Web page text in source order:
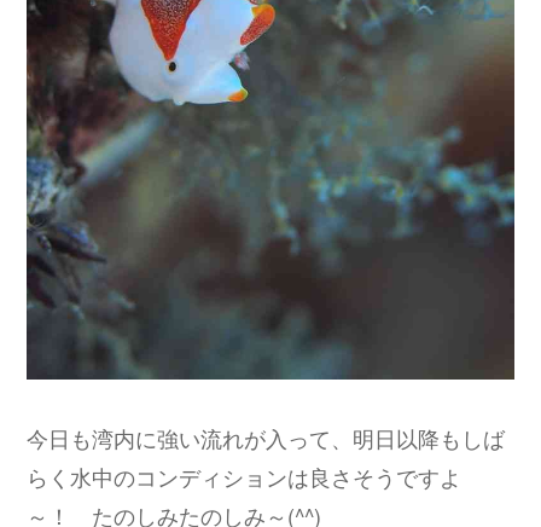
今日も湾内に強い流れが入って、明日以降もしば
らく水中のコンディションは良さそうですよ
～！ たのしみたのしみ～(^^)